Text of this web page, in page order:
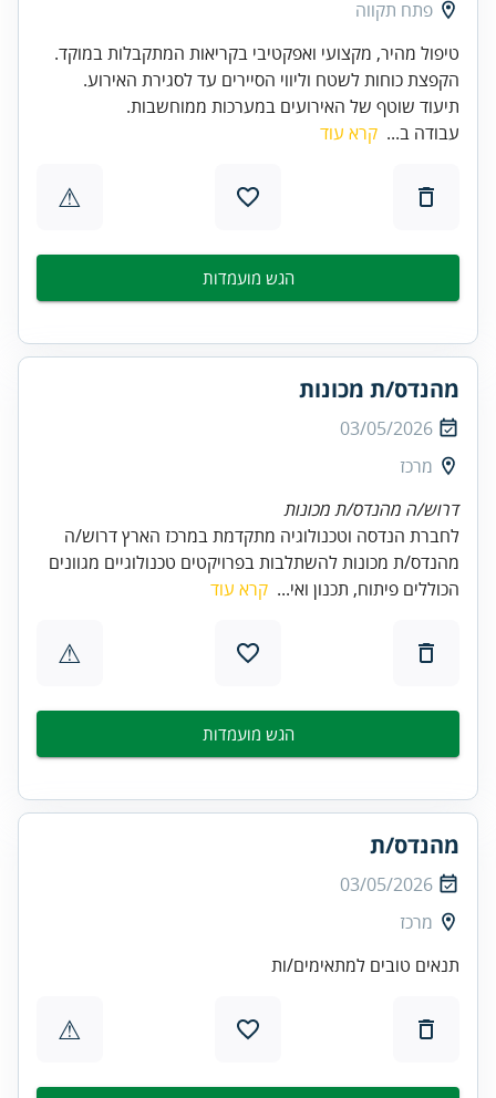
פתח תקווה
תיעוד שוטף של האירועים במערכות ממוחשבות.
עבודה ב... קרא עוד
⚠
הגש מועמדות
מהנדס/ת מכונות
03/05/2026
מרכז
דרוש/ה מהנדס/ת מכונות
לחברת הנדסה וטכנולוגיה מתקדמת במרכז הארץ דרוש/ה
מהנדס/ת מכונות להשתלבות בפרויקטים טכנולוגיים מגוונים
הכוללים פיתוח, תכנון ואי... קרא עוד
⚠
הגש מועמדות
מהנדס/ת
03/05/2026
מרכז
תנאים טובים למתאימים/ות
⚠